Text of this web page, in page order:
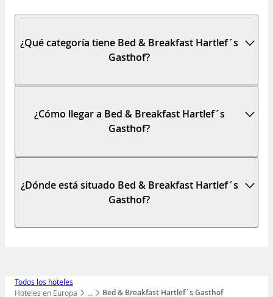
Todos los hoteles
…
Hoteles en Europa Bed & Breakfast Hartlef´s Gasthof
¿Qué categoría tiene Bed & Breakfast Hartlef´s
Gasthof?
¿Cómo llegar a Bed & Breakfast Hartlef´s
Gasthof?
¿Dónde está situado Bed & Breakfast Hartlef´s
Gasthof?